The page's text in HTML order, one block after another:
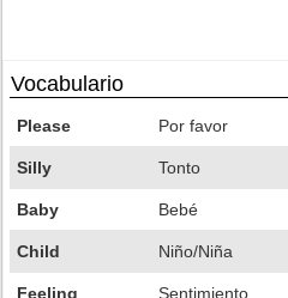
Vocabulario
Please Por favor
Silly Tonto
Baby Bebé
Child Niño/Niña
Feeling Sentimiento